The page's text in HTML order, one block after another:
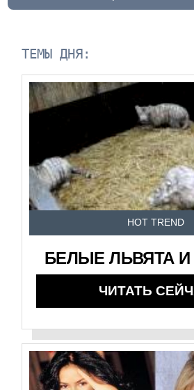
ТЕМЫ ДНЯ:
HOT TREND
БЕЛЫЕ ЛЬВЯТА И
ЧИТАТЬ